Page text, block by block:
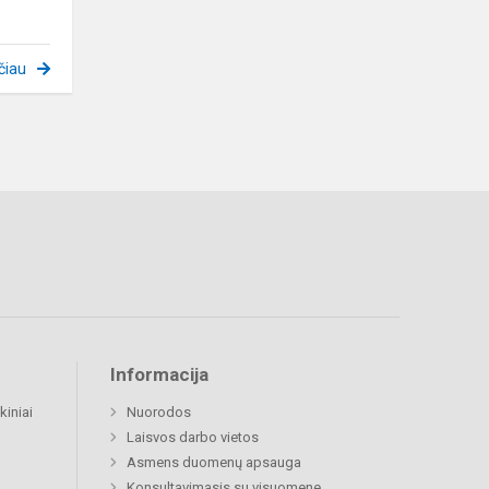
Informacija
Nuorodos
Laisvos darbo vietos
Asmens duomenų apsauga